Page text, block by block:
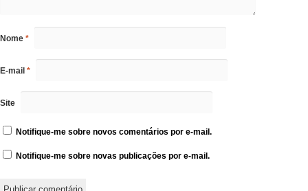
Nome *
E-mail *
Site
Notifique-me sobre novos comentários por e-mail.
Notifique-me sobre novas publicações por e-mail.